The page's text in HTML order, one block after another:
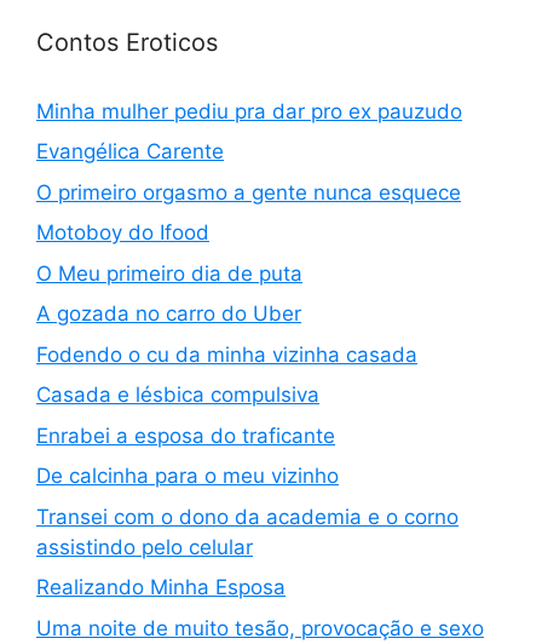
Contos Eroticos
Minha mulher pediu pra dar pro ex pauzudo
Evangélica Carente
O primeiro orgasmo a gente nunca esquece
Motoboy do Ifood
O Meu primeiro dia de puta
A gozada no carro do Uber
Fodendo o cu da minha vizinha casada
Casada e lésbica compulsiva
Enrabei a esposa do traficante
De calcinha para o meu vizinho
Transei com o dono da academia e o corno
assistindo pelo celular
Realizando Minha Esposa
Uma noite de muito tesão, provocação e sexo